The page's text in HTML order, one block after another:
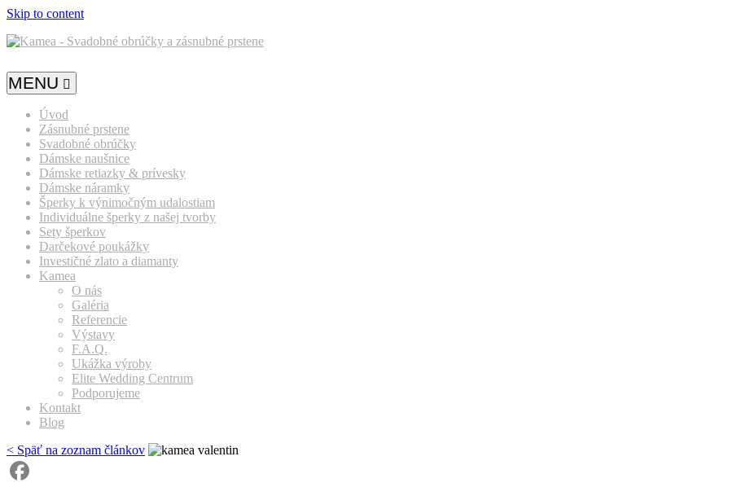
Skip to content
MENU
Úvod
Zásnubné prstene
Svadobné obrúčky
Dámske naušnice
Dámske retiazky & prívesky
Dámske náramky
Šperky k výnimočným udalostiam
Individuálne šperky z našej tvorby
Sety šperkov
Darčekové poukážky
Investičné zlato a diamanty
Kamea
O nás
Galéria
Referencie
Výstavy
F.A.Q.
Ukážka výroby
Elite Wedding Centrum
Podporujeme
Kontakt
Blog
< Späť na zoznam článkov